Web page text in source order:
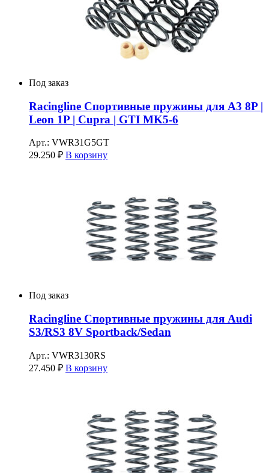
Под заказ
Racingline Спортивные пружины для A3 8P |
Leon 1P | Cupra | GTI MK5-6
Арт.: VWR31G5GT
29.250 ₽ В корзину
Под заказ
Racingline Спортивные пружины для Audi
S3/RS3 8V Sportback/Sedan
Арт.: VWR3130RS
27.450 ₽ В корзину